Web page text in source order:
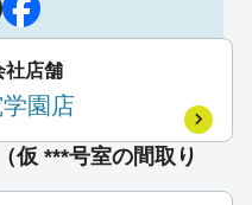
社店舗
園店
仮 ***号室の間取り